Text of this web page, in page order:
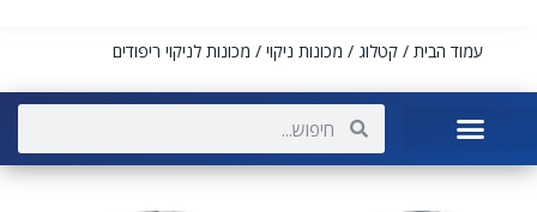
עמוד הבית / קטלוג / מכונות ניקוי / מכונות לניקוי ריפודים